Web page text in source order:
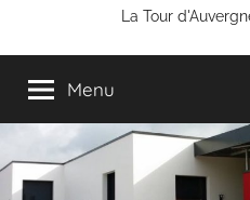
La Tour
Menu